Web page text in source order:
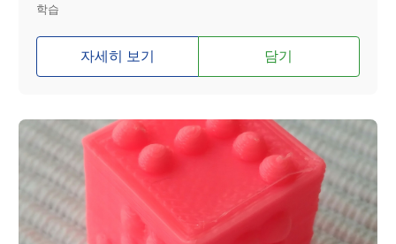
학습
자세히 보기 담기